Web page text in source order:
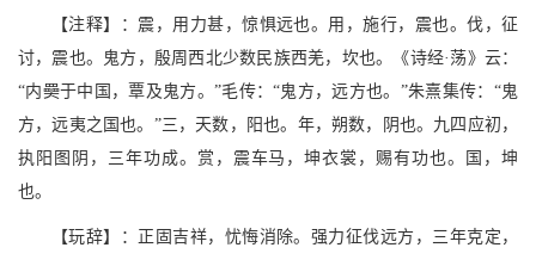
【注释】：震，用力甚，惊惧远也。用，施行，震也。伐，征
讨，震也。鬼方，殷周西北少数民族西羌，坎也。《诗经·荡》云：
“内奰于中国，覃及鬼方。”毛传：“鬼方，远方也。”朱熹集传：“鬼
方，远夷之国也。”三，天数，阳也。年，朔数，阴也。九四应初，
执阳图阴，三年功成。赏，震车马，坤衣裳，赐有功也。国，坤
也。
【玩辞】：正固吉祥，忧悔消除。强力征伐远方，三年克定，